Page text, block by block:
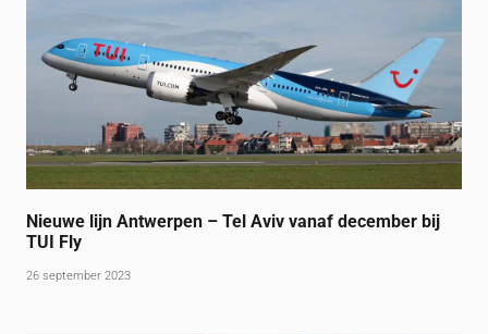
Nieuwe lijn Antwerpen – Tel Aviv vanaf december bij
TUI Fly
26 september 2023